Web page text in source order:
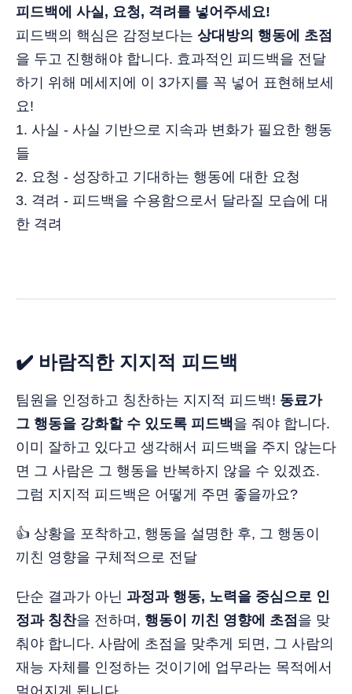
피드백에 사실, 요청, 격려를 넣어주세요!
피드백의 핵심은 감정보다는 상대방의 행동에 초점
을 두고 진행해야 합니다. 효과적인 피드백을 전달
하기 위해 메세지에 이 3가지를 꼭 넣어 표현해보세
요!
1. 사실 - 사실 기반으로 지속과 변화가 필요한 행동
들
2. 요청 - 성장하고 기대하는 행동에 대한 요청
3. 격려 - 피드백을 수용함으로서 달라질 모습에 대
한 격려
✔️ 바람직한 지지적 피드백
팀원을 인정하고 칭찬하는 지지적 피드백! 동료가
그 행동을 강화할 수 있도록 피드백을 줘야 합니다.
이미 잘하고 있다고 생각해서 피드백을 주지 않는다
면 그 사람은 그 행동을 반복하지 않을 수 있겠죠.
그럼 지지적 피드백은 어떻게 주면 좋을까요?
👍 상황을 포착하고, 행동을 설명한 후, 그 행동이
끼친 영향을 구체적으로 전달
단순 결과가 아닌 과정과 행동, 노력을 중심으로 인
정과 칭찬을 전하며, 행동이 끼친 영향에 초점 을 맞
춰야 합니다. 사람에 초점을 맞추게 되면, 그 사람의
재능 자체를 인정하는 것이기에 업무라는 목적에서
멀어지게 됩니다.